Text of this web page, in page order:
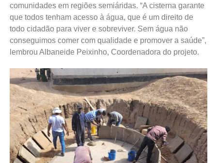
comunidades em regiões semiáridas. “A cisterna garante
que todos tenham acesso à água, que é um direito de
todo cidadão para viver e sobreviver. Sem água não
conseguimos comer com qualidade e promover a saúde”,
lembrou Albaneide Peixinho, Coordenadora do projeto.